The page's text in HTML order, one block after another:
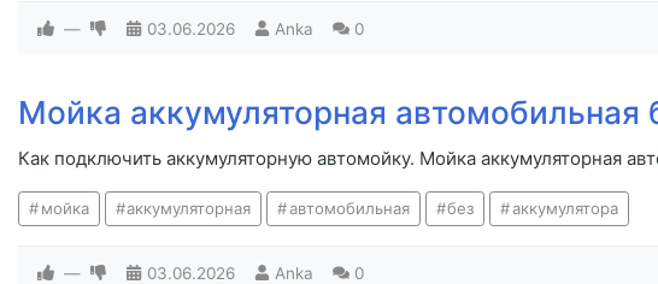
— 03.06.2026 Anka 0
Мойка аккумуляторная автомобильная
Как подключить аккумуляторную автомойку. Мойка аккумуляторная
мойка аккумуляторная автомобильная без аккумулятора
— 03.06.2026 Anka 0